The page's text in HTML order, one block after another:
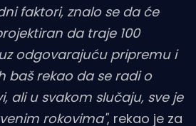
faktori, znalo se da će
da traje 100
odgovarajuću pripremu i
baš rekao da se radi o
ali u svakom slučaju, sve je
rokovima", rekao je za